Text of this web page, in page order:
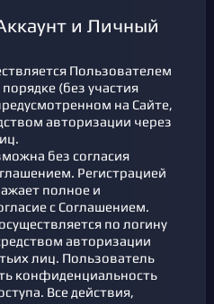
и Личный
Пользователем
(без участия
на Сайте,
авторизации через
без согласия
Регистрацией
полное и
с Соглашением.
по логину
авторизации
лиц. Пользователь
конфиденциальность
Все действия,